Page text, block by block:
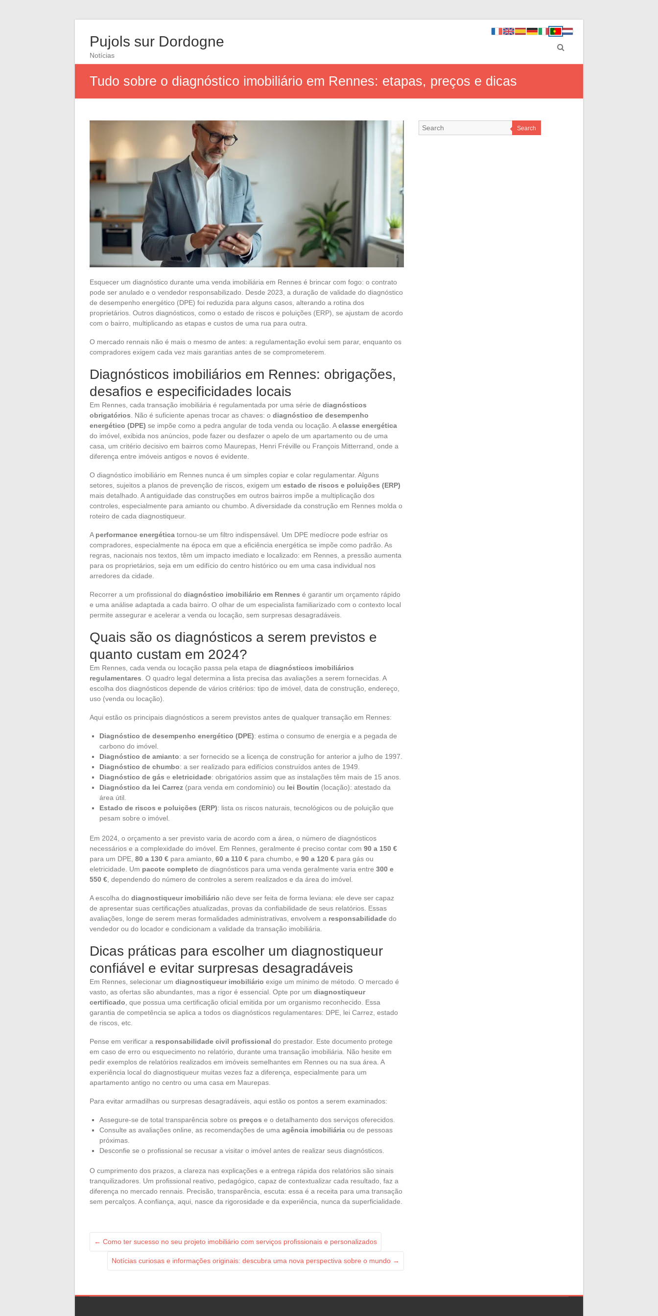
Pujols sur Dordogne
Notícias
Tudo sobre o diagnóstico imobiliário em Rennes: etapas, preços e dicas
Esquecer um diagnóstico durante uma venda imobiliária em Rennes é brincar com fogo: o contrato
pode ser anulado e o vendedor responsabilizado. Desde 2023, a duração de validade do diagnóstico
de desempenho energético (DPE) foi reduzida para alguns casos, alterando a rotina dos
proprietários. Outros diagnósticos, como o estado de riscos e poluições (ERP), se ajustam de acordo
com o bairro, multiplicando as etapas e custos de uma rua para outra.
O mercado rennais não é mais o mesmo de antes: a regulamentação evolui sem parar, enquanto os
compradores exigem cada vez mais garantias antes de se comprometerem.
Diagnósticos imobiliários em Rennes: obrigações,
desafios e especificidades locais
Em Rennes, cada transação imobiliária é regulamentada por uma série de diagnósticos
obrigatórios . Não é suficiente apenas trocar as chaves: o diagnóstico de desempenho
energético (DPE) se impõe como a pedra angular de toda venda ou locação. Aclasse energética
do imóvel, exibida nos anúncios, pode fazer ou desfazer o apelo de um apartamento ou de uma
casa, um critério decisivo em bairros como Maurepas, Henri Fréville ou François Mitterrand, onde a
diferença entre imóveis antigos e novos é evidente.
O diagnóstico imobiliário em Rennes nunca é um simples copiar e colar regulamentar. Alguns
setores, sujeitos a planos de prevenção de riscos, exigem um estado de riscos e poluições (ERP)
mais detalhado. A antiguidade das construções em outros bairros impõe a multiplicação dos
controles, especialmente para amianto ou chumbo. A diversidade da construção em Rennes molda o
roteiro de cada diagnostiqueur.
A performance energética tornou-se um filtro indispensável. Um DPE medíocre pode esfriar os
compradores, especialmente na época em que a eficiência energética se impõe como padrão. As
regras, nacionais nos textos, têm um impacto imediato e localizado: em Rennes, a pressão aumenta
para os proprietários, seja em um edifício do centro histórico ou em uma casa individual nos
arredores da cidade.
Recorrer a um profissional do diagnóstico imobiliário em Rennes é garantir um orçamento rápido
e uma análise adaptada a cada bairro. O olhar de um especialista familiarizado com o contexto local
permite assegurar e acelerar a venda ou locação, sem surpresas desagradáveis.
Quais são os diagnósticos a serem previstos e
quanto custam em 2024?
Em Rennes, cada venda ou locação passa pela etapa de diagnósticos imobiliários
regulamentares . O quadro legal determina a lista precisa das avaliações a serem fornecidas. A
escolha dos diagnósticos depende de vários critérios: tipo de imóvel, data de construção, endereço,
uso (venda ou locação).
Aqui estão os principais diagnósticos a serem previstos antes de qualquer transação em Rennes:
Diagnóstico de desempenho energético (DPE): estima o consumo de energia e a pegada de
carbono do imóvel.
Diagnóstico de amianto: a ser fornecido se a licença de construção for anterior a julho de 1997.
Diagnóstico de chumbo: a ser realizado para edifícios construídos antes de 1949.
Diagnóstico de gás e eletricidade: obrigatórios assim que as instalações têm mais de 15 anos.
Diagnóstico da lei Carrez (para venda em condomínio) ou lei Boutin (locação): atestado da
área útil.
Estado de riscos e poluições (ERP): lista os riscos naturais, tecnológicos ou de poluição que
pesam sobre o imóvel.
Em 2024, o orçamento a ser previsto varia de acordo com a área, o número de diagnósticos
necessários e a complexidade do imóvel. Em Rennes, geralmente é preciso contar com 90 a 150 €
para um DPE, 80 a 130 € para amianto, 60 a 110 € para chumbo, e 90 a 120 € para gás ou
eletricidade. Um pacote completo de diagnósticos para uma venda geralmente varia entre 300 e
550 € , dependendo do número de controles a serem realizados e da área do imóvel.
A escolha do diagnostiqueur imobiliário não deve ser feita de forma leviana: ele deve ser capaz
de apresentar suas certificações atualizadas, provas da confiabilidade de seus relatórios. Essas
avaliações, longe de serem meras formalidades administrativas, envolvem a responsabilidade do
vendedor ou do locador e condicionam a validade da transação imobiliária.
Dicas práticas para escolher um diagnostiqueur
confiável e evitar surpresas desagradáveis
Em Rennes, selecionar um diagnostiqueur imobiliário exige um mínimo de método. O mercado é
vasto, as ofertas são abundantes, mas a rigor é essencial. Opte por um diagnostiqueur
certificado , que possua uma certificação oficial emitida por um organismo reconhecido. Essa
garantia de competência se aplica a todos os diagnósticos regulamentares: DPE, lei Carrez, estado
de riscos, etc.
Pense em verificar a responsabilidade civil profissional do prestador. Este documento protege
em caso de erro ou esquecimento no relatório, durante uma transação imobiliária. Não hesite em
pedir exemplos de relatórios realizados em imóveis semelhantes em Rennes ou na sua área. A
experiência local do diagnostiqueur muitas vezes faz a diferença, especialmente para um
apartamento antigo no centro ou uma casa em Maurepas.
Para evitar armadilhas ou surpresas desagradáveis, aqui estão os pontos a serem examinados:
Assegure-se de total transparência sobre os preços e o detalhamento dos serviços oferecidos.
Consulte as avaliações online, as recomendações de uma agência imobiliária ou de pessoas
próximas.
Desconfie se o profissional se recusar a visitar o imóvel antes de realizar seus diagnósticos.
O cumprimento dos prazos, a clareza nas explicações e a entrega rápida dos relatórios são sinais
tranquilizadores. Um profissional reativo, pedagógico, capaz de contextualizar cada resultado, faz a
diferença no mercado rennais. Precisão, transparência, escuta: essa é a receita para uma transação
sem percalços. A confiança, aqui, nasce da rigorosidade e da experiência, nunca da superficialidade.
← Como ter sucesso no seu projeto imobiliário com serviços profissionais e personalizados
Notícias curiosas e informações originais: descubra uma nova perspectiva sobre o mundo →
Search